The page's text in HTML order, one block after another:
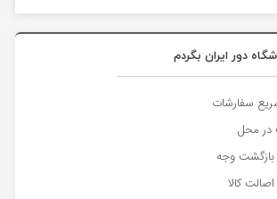
دور ایران بگردم
سفارشات
در محل
وجه
کالا